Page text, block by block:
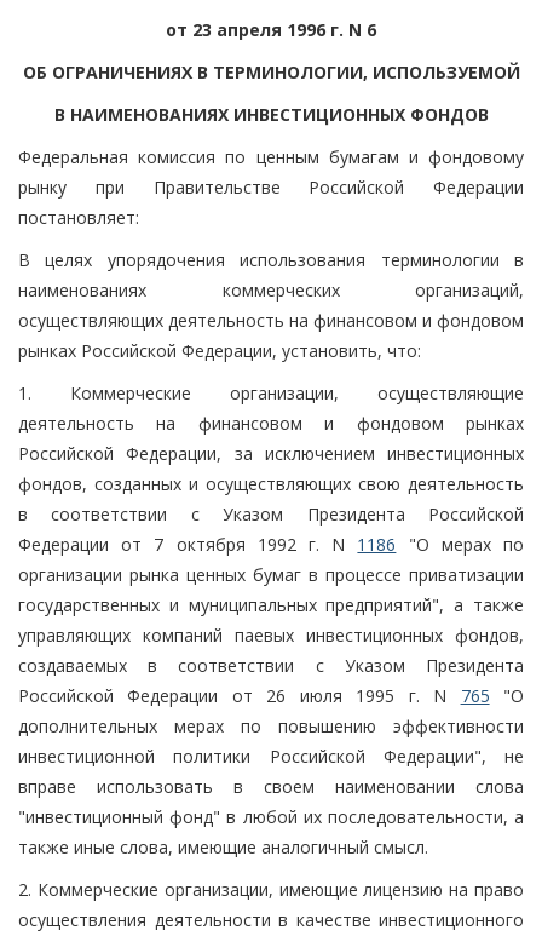
от 23 апреля 1996 г. N 6
ОБ ОГРАНИЧЕНИЯХ В ТЕРМИНОЛОГИИ, ИСПОЛЬЗУЕМОЙ
В НАИМЕНОВАНИЯХ ИНВЕСТИЦИОННЫХ ФОНДОВ
Федеральная комиссия по ценным бумагам и фондовому
рынку при Правительстве Российской Федерации
постановляет:
В целях упорядочения использования терминологии в
наименованиях коммерческих организаций,
осуществляющих деятельность на финансовом и фондовом
рынках Российской Федерации, установить, что:
1. Коммерческие организации, осуществляющие
деятельность на финансовом и фондовом рынках
Российской Федерации, за исключением инвестиционных
фондов, созданных и осуществляющих свою деятельность
в соответствии с Указом Президента Российской
Федерации от 7 октября 1992 г. N 1186 "О мерах по
организации рынка ценных бумаг в процессе приватизации
государственных и муниципальных предприятий", а также
управляющих компаний паевых инвестиционных фондов,
создаваемых в соответствии с Указом Президента
Российской Федерации от 26 июля 1995 г. N 765 "О
дополнительных мерах по повышению эффективности
инвестиционной политики Российской Федерации", не
вправе использовать в своем наименовании слова
"инвестиционный фонд" в любой их последовательности, а
также иные слова, имеющие аналогичный смысл.
2. Коммерческие организации, имеющие лицензию на право
осуществления деятельности в качестве инвестиционного